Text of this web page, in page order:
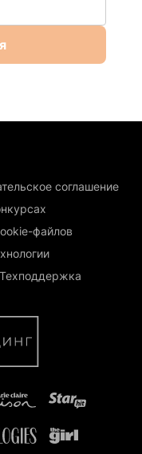
соглашение
файлов
Техподдержка